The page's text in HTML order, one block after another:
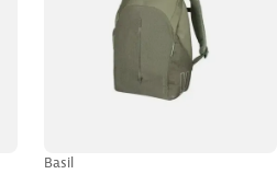
Basil